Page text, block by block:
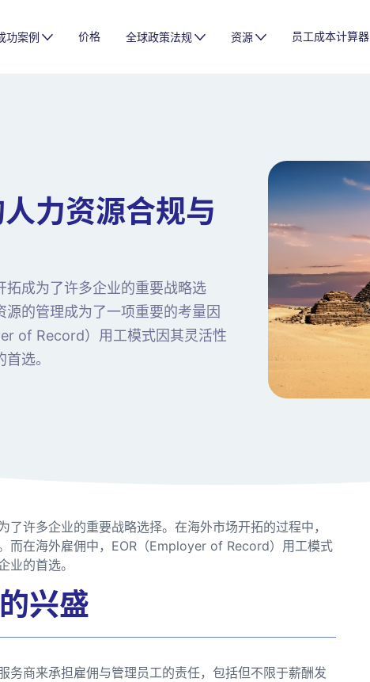
功案例 价格 全球政策法规 资源 员工成本计算器
力资源合规与
拓成为了许多企业的重要战略选
的管理成为了一项重要的考量因
of Record）用工模式因其灵活性
选。
许多企业的重要战略选择。在海外市场开拓的过程中，
而在海外雇佣中，EOR（Employer of Record）用工模式
业的首选。
兴盛
务商来承担雇佣与管理员工的责任，包括但不限于薪酬发